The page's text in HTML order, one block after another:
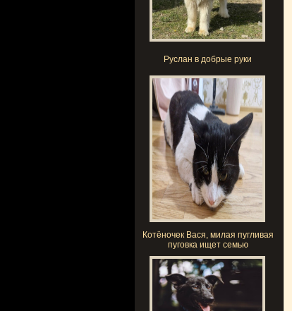
Руслан в добрые руки
Котёночек Вася, милая пугливая
пуговка ищет семью